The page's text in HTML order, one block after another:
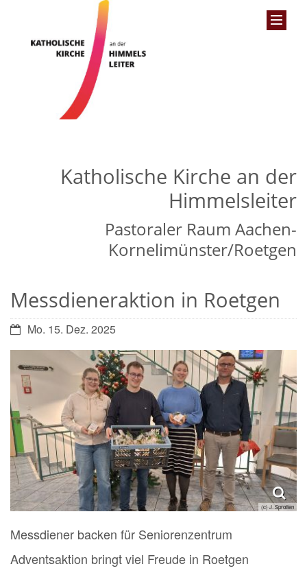
Katholische Kirche an der
Himmelsleiter
Pastoraler Raum Aachen-
Kornelimünster/Roetgen
Messdieneraktion in Roetgen
Datum:Mo. 15. Dez. 2025
(c) J. Sprotten
Messdiener backen für Seniorenzentrum
Adventsaktion bringt viel Freude in Roetgen